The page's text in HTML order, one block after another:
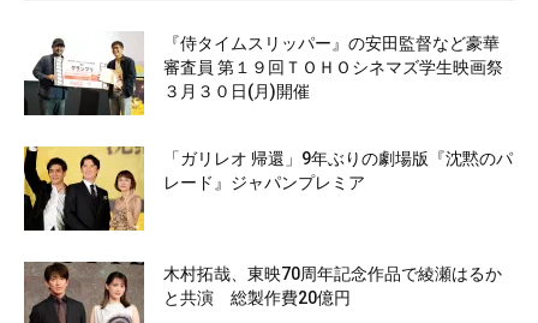
『侍タイムスリッパー』の安田監督など豪華
審査員 第１９回ＴＯＨＯシネマズ学生映画祭
３月３０日(月)開催
「ガリレオ 帰還」9年ぶりの劇場版『沈黙のパ
レード』ジャパンプレミア
木村拓哉、東映70周年記念作品で綾瀬はるか
と共演 総製作費20億円